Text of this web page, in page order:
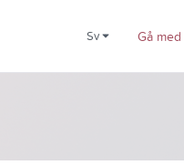
sv Gå med